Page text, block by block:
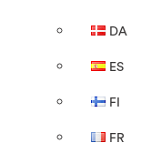
DA
ES
FI
FR